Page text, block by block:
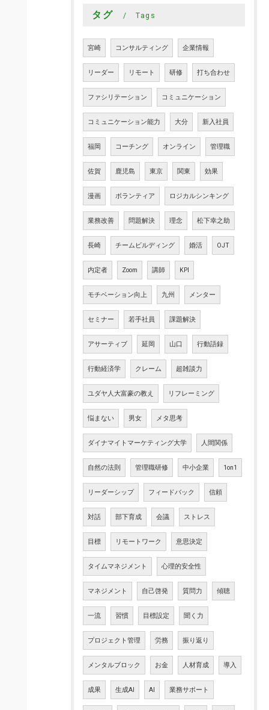
タグ Tags
宮崎 コンサルティング 企業情報
リーダー リモート 研修 打ち合わせ
ファシリテーション コミュニケーション
コミュニケーション能力 大分 新入社員
福岡 コーチング オンライン 管理職
佐賀 鹿児島 東京 関東 効果
漫画 ボランティア ロジカルシンキング
業務改善 問題解決 理念 松下幸之助
長崎 チームビルディング 婚活 OJT
内定者 Zoom 講師 KPI
モチベーション向上 九州 メンター
セミナー 若手社員 課題解決
アサーティブ 延岡 山口 行動語録
行動経済学 クレーム 超雑談力
ユダヤ人大富豪の教え リフレーミング
悩まない 男女 メタ思考
ダイナマイトマーケティング大学 人間関係
自然の法則 管理職研修 中小企業 1on1
リーダーシップ フィードバック 信頼
対話 部下育成 会議 ストレス
目標 リモートワーク 意思決定
タイムマネジメント 心理的安全性
マネジメント 自己啓発 質問力 傾聴
一流 習慣 目標設定 聞く力
プロジェクト管理 労務 振り返り
メンタルブロック お金 人材育成 導入
成果 生成AI AI 業務サポート